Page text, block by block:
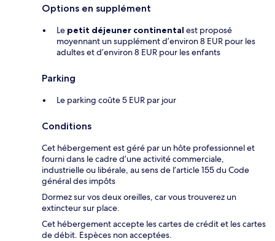
Options en supplément
Le petit déjeuner continental est proposé
moyennant un supplément d’environ 8 EUR pour les
adultes et d’environ 8 EUR pour les enfants
Parking
Le parking coûte 5 EUR par jour
Conditions
Cet hébergement est géré par un hôte professionnel et
fourni dans le cadre d’une activité commerciale,
industrielle ou libérale, au sens de l’article 155 du Code
général des impôts
Dormez sur vos deux oreilles, car vous trouverez un
extincteur sur place.
Cet hébergement accepte les cartes de crédit et les cartes
de débit. Espèces non acceptées.